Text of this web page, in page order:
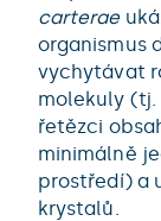
carterae
organismus
vychytávat
molekuly (tj.
řetězci
minimálně
prostředí) a
krystalů.